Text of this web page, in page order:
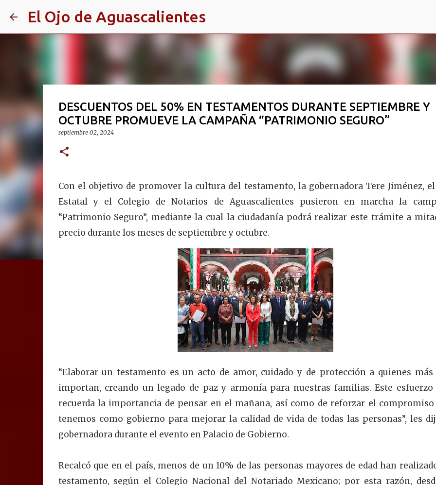
El Ojo de Aguascalientes
DESCUENTOS DEL 50% EN TESTAMENTOS DURANTE SEPTIEMBRE Y
OCTUBRE PROMUEVE LA CAMPAÑA “PATRIMONIO SEGURO”
septiembre 02, 2024
Con el objetivo de promover la cultura del testamento, la gobernadora Tere Jiménez,
Estatal y el Colegio de Notarios de Aguascalientes pusieron en marcha la
“Patrimonio Seguro”, mediante la cual la ciudadanía podrá realizar este trámite a
precio durante los meses de septiembre y octubre.
“Elaborar un testamento es un acto de amor, cuidado y de protección a quienes más
importan, creando un legado de paz y armonía para nuestras familias. Este esfuerzo
recuerda la importancia de pensar en el mañana, así como de reforzar el compromiso
tenemos como gobierno para mejorar la calidad de vida de todas las personas”, les
gobernadora durante el evento en Palacio de Gobierno.
Recalcó que en el país, menos de un 10% de las personas mayores de edad han
testamento, según el Colegio Nacional del Notariado Mexicano; por esta razón,